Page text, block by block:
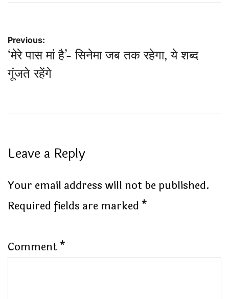
Post
navigation
Previous:
‘मेरे पास मां है’- सिनेमा जब तक रहेगा, ये शब्द
गूंजते रहेंगे
Leave a Reply
Your email address will not be published.
Required fields are marked *
Comment*